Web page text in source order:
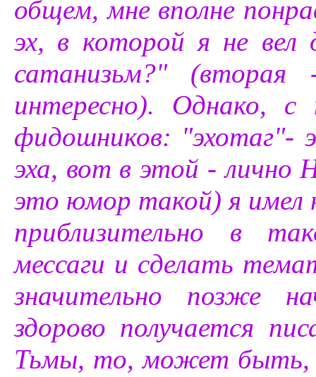
общем, мне вполне
эх, в которой я не
сатанизьм?" (вторая
интересно). Однако, с
фидошников: "эхотаг"-
эха, вот в этой - лично
это юмор такой) я имел
приблизительно в
мессаги и сделать
значительно позже
здорово получается
Тьмы, то, может быть,